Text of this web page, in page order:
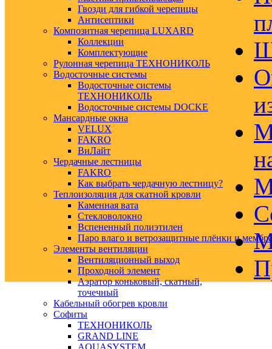
Гвозди для гибкой черепицы
Антисептики
Композитная черепица LUXARD
Коллекции
Комплектующие
Рулонная черепица ТЕХНОНИКОЛЬ
Водосточные системы
Водосточные системы
ТЕХНОНИКОЛЬ
Водосточные системы DOCKE
Мансардные окна
VELUX
FAKRO
ВиЛайт
Чердачные лестницы
FAKRO
Как выбрать чердачную лестницу?
Теплоизоляция для скатной кровли
Каменная вата
Стекловолокно
Вспененный полиэтилен
Паро влаго и ветрозащитные плёнки и
Элементы вентиляции
Вентиляционный выход
Проходной элемент
Аэратор коньковый, скатный,
точечный
Кабельный обогрев кровли
Софиты
ТЕХНОНИКОЛЬ
GRAND LINE
AQUASYSTEM